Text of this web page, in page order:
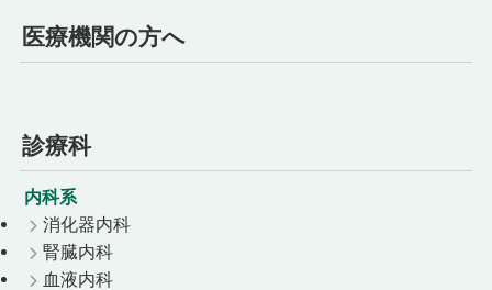
医療機関の方へ
診療科
内科系
消化器内科
腎臓内科
血液内科